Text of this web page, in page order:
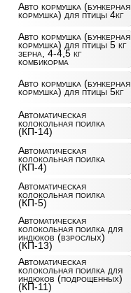
Авто кормушка (бункерная
кормушка) для птицы 4кг
Авто кормушка (бункерная
кормушка) для птицы 5 кг
зерна, 4-4,5 кг
комбикорма
Авто кормушка (бункерная
кормушка) для птицы 5кг
Автоматическая
колокольная поилка
(КП-14)
Автоматическая
колокольная поилка
(КП-4)
Автоматическая
колокольная поилка
(КП-5)
Автоматическая
колокольная поилка для
индюков (взрослых)
(КП-13)
Автоматическая
колокольная поилка для
индюков (подрощенных)
(КП-11)